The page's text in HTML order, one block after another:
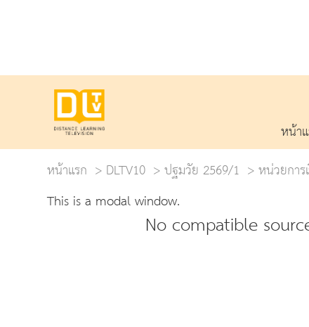
หน้า
หน้าแรก
DLTV10 ปฐมวัย 2569/1 หน่วยกา
This is a modal window.
No compatible